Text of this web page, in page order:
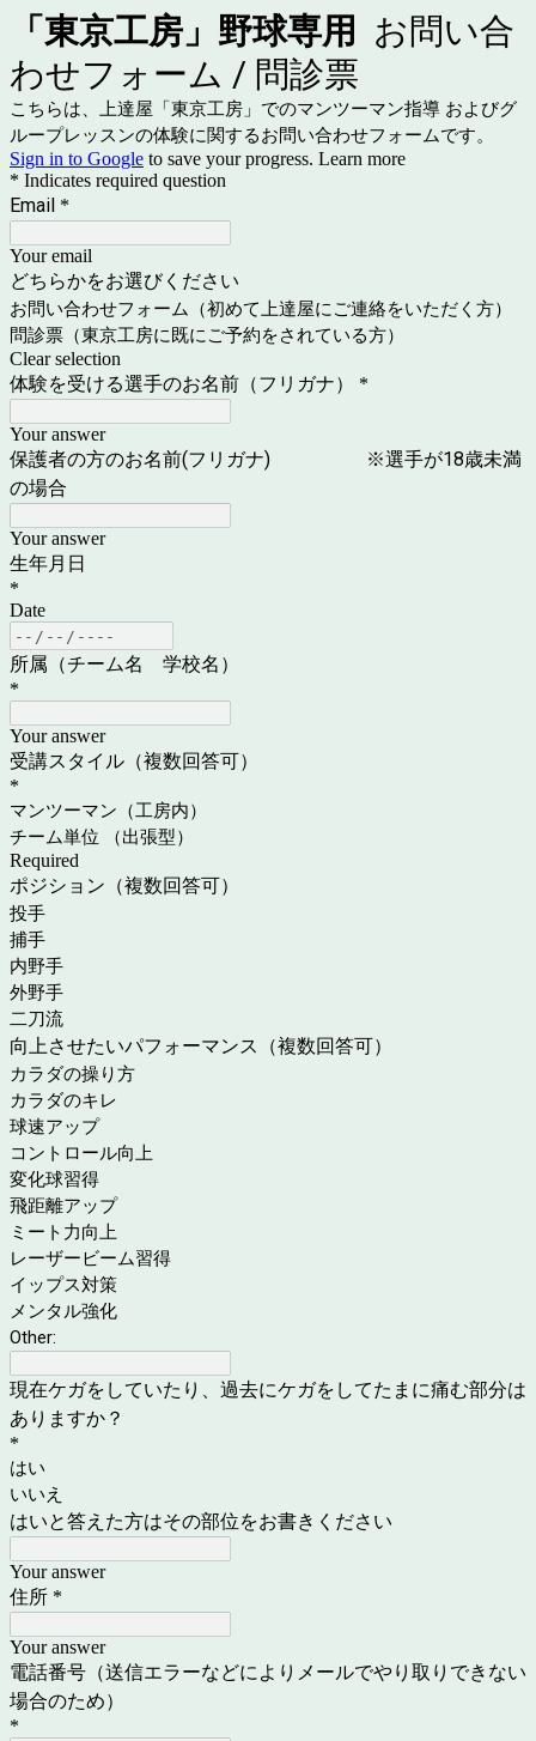
「東京工房」野球専用
お問い合
わせフォーム / 問診票
こちらは、上達屋「東京工房」でのマンツーマン指導 およびグ
ループレッスンの体験に関するお問い合わせフォームです。
Sign in to Google to save your progress. Learn more
* Indicates required question
Email *
Your email
どちらかをお選びください
お問い合わせフォーム（初めて上達屋にご連絡をいただく方）
問診票（東京工房に既にご予約をされている方）
Clear selection
体験を受ける選手のお名前（フリガナ） *
Your answer
保護者の方のお名前(フリガナ) ※選手が18歳未満
の場合
Your answer
生年月日
*
Date
所属（チーム名 学校名）
*
Your answer
受講スタイル（複数回答可）
*
マンツーマン（工房内）
チーム単位 （出張型）
Required
ポジション（複数回答可）
投手
捕手
内野手
外野手
二刀流
向上させたいパフォーマンス（複数回答可）
カラダの操り方
カラダのキレ
球速アップ
コントロール向上
変化球習得
飛距離アップ
ミート力向上
レーザービーム習得
イップス対策
メンタル強化
Other:
現在ケガをしていたり、過去にケガをしてたまに痛む部分は
ありますか？
*
はい
いいえ
はいと答えた方はその部位をお書きください
Your answer
住所 *
Your answer
電話番号（送信エラーなどによりメールでやり取りできない
場合のため）
*